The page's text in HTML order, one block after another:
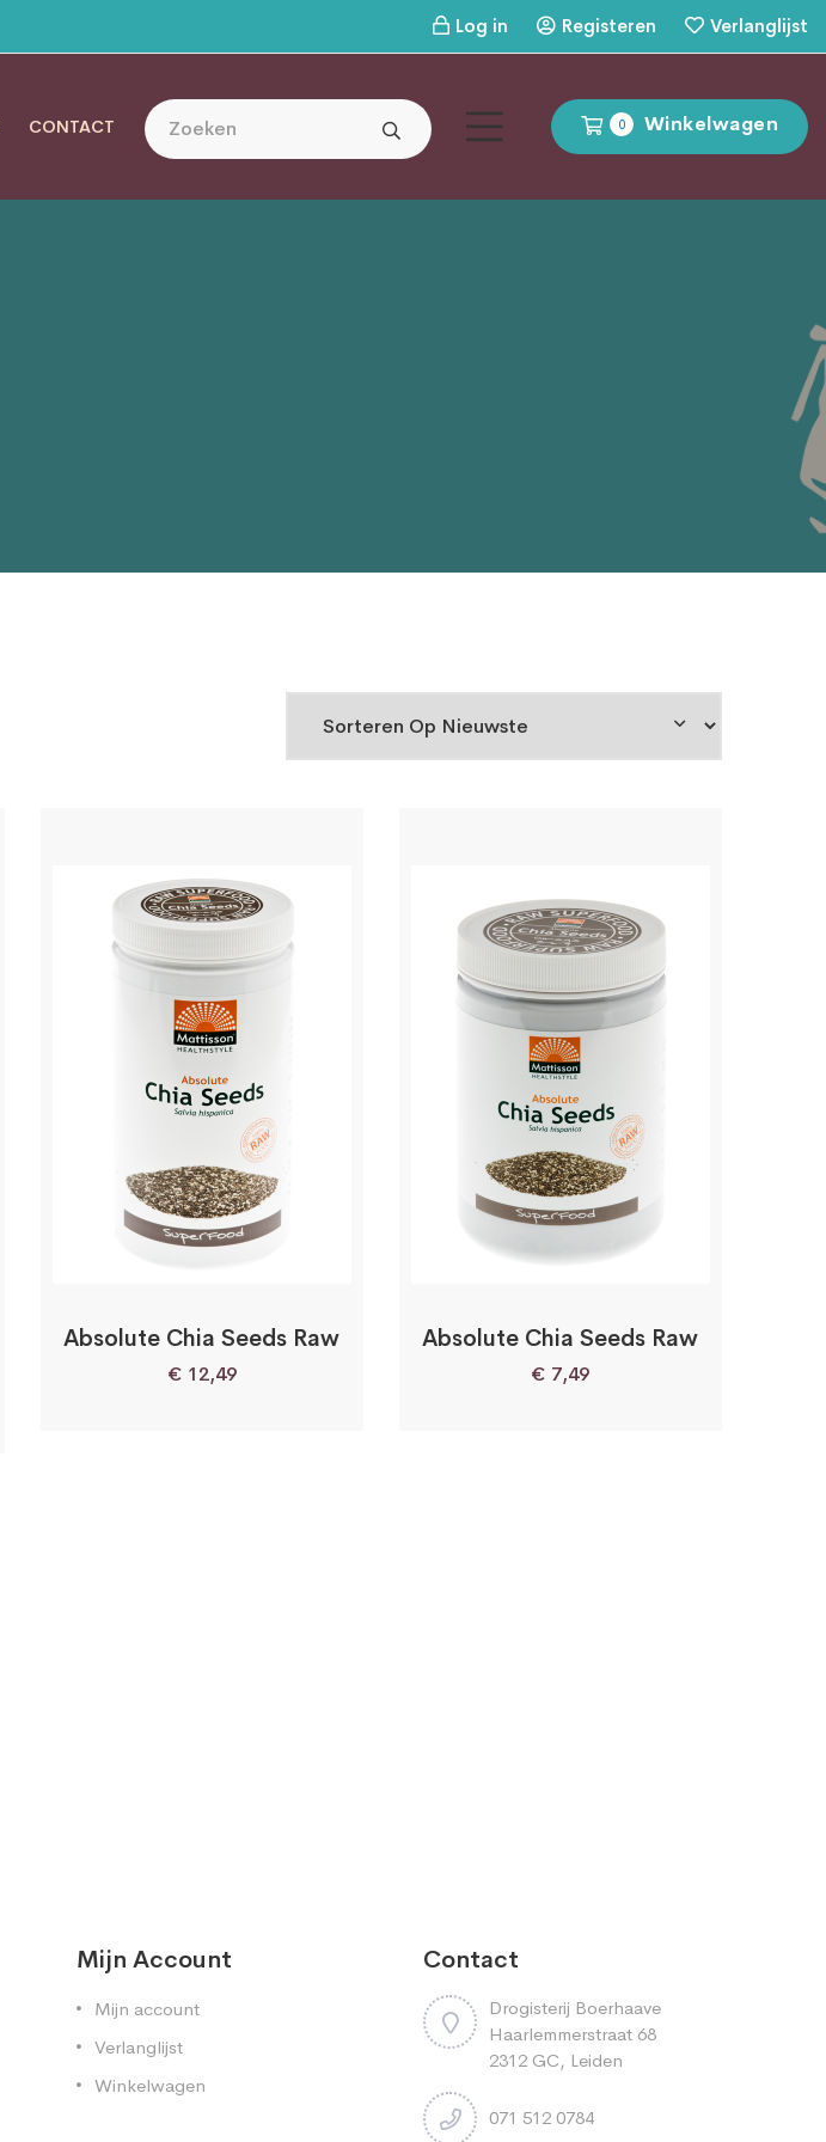
Log in Registeren Verlanglijst
0 Winkelwagen
CONTACT
Absolute Chia Seeds Raw
€ 12,49
Absolute Chia Seeds Raw
€ 7,49
Mijn Account
Mijn account
Verlanglijst
Winkelwagen
Contact
Drogisterij Boerhaave
Haarlemmerstraat 68
2312 GC, Leiden
071 512 0784